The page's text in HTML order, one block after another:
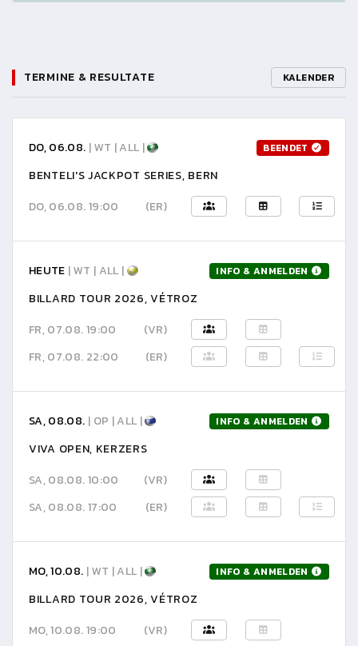
TERMINE & RESULTATE KALENDER
DO, 06.08. | WT | ALL | BEENDET
BENTELI'S JACKPOT SERIES, BERN
DO, 06.08. 19:00
(ER)
HEUTE | WT | ALL | INFO & ANMELDEN
BILLARD TOUR 2026, VÉTROZ
FR, 07.08. 19:00
(VR)
FR, 07.08. 22:00
(ER)
SA, 08.08. | OP | ALL | INFO & ANMELDEN
VIVA OPEN, KERZERS
SA, 08.08. 10:00
(VR)
SA, 08.08. 17:00
(ER)
MO, 10.08. | WT | ALL | INFO & ANMELDEN
BILLARD TOUR 2026, VÉTROZ
MO, 10.08. 19:00
(VR)